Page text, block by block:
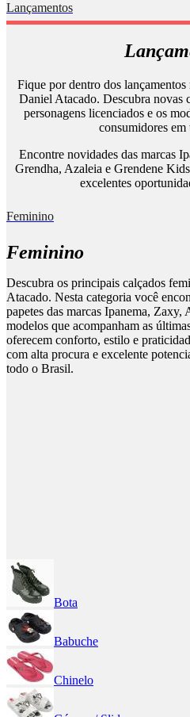
Lançamentos
Fique por dentro dos lançamentos
Daniel Atacado. Descubra novas
personagens licenciados e os
consumidores
Encontre novidades das marcas
Grendha, Azaleia e Grendene
excelentes
Feminino
Feminino
Descubra os principais calçados
Atacado. Nesta categoria você
papetes das marcas Ipanema, Zaxy,
modelos que acompanham as
oferecem conforto, estilo e
com alta procura e excelente
todo o Brasil.
Bota
Babuche
Chinelo